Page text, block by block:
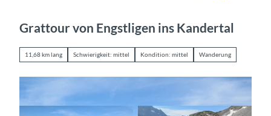
Grattour von Engstligen ins Kandertal
11,68 km lang Schwierigkeit: mittel Kondition: mittel Wanderung